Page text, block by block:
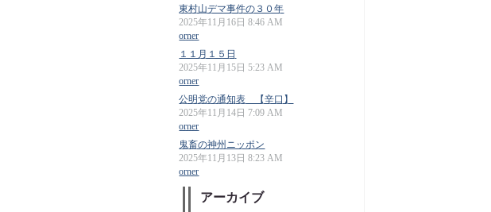
東村山デマ事件の３０年
2025年11月16日 8:46 AM
orner
１１月１５日
2025年11月15日 5:23 AM
orner
公明党の通知表 【辛口】
2025年11月14日 7:09 AM
orner
鬼畜の神州ニッポン
2025年11月13日 8:23 AM
orner
アーカイブ